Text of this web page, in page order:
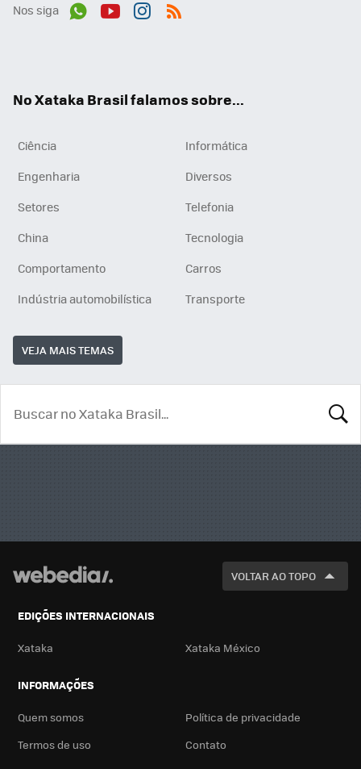
Nos siga
No Xataka Brasil falamos sobre...
Ciência
Informática
Engenharia
Diversos
Setores
Telefonia
China
Tecnologia
Comportamento
Carros
Indústria automobilística
Transporte
VEJA MAIS TEMAS
VOLTAR AO TOPO
EDIÇÕES INTERNACIONAIS
Xataka Xataka México
INFORMAÇÕES
Quem somos
Política de privacidade
Termos de uso
Contato